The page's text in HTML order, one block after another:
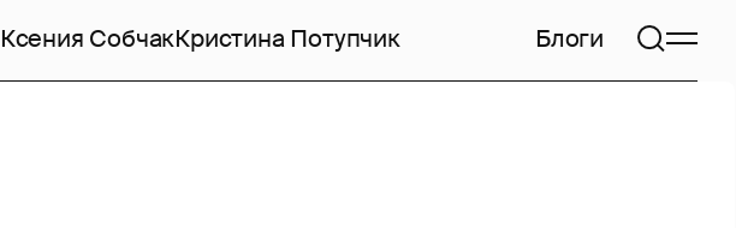
Ксения СобчакКристина Потупчик Блоги